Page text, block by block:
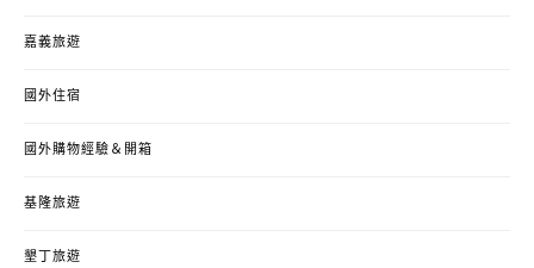
嘉義旅遊
國外住宿
國外購物經驗＆開箱
基隆旅遊
墾丁旅遊